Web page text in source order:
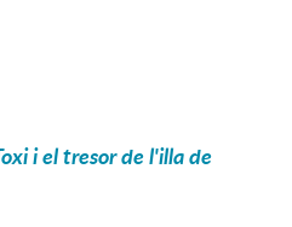
i el tresor de l'illa de